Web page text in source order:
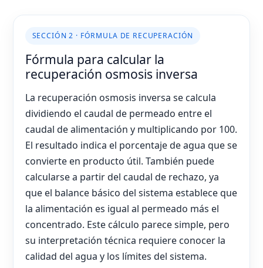
SECCIÓN 2 · FÓRMULA DE RECUPERACIÓN
Fórmula para calcular la
recuperación osmosis inversa
La recuperación osmosis inversa se calcula
dividiendo el caudal de permeado entre el
caudal de alimentación y multiplicando por 100.
El resultado indica el porcentaje de agua que se
convierte en producto útil. También puede
calcularse a partir del caudal de rechazo, ya
que el balance básico del sistema establece que
la alimentación es igual al permeado más el
concentrado. Este cálculo parece simple, pero
su interpretación técnica requiere conocer la
calidad del agua y los límites del sistema.